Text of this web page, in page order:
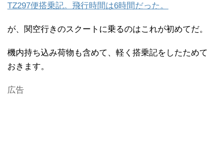
TZ297便搭乗記。飛行時間は6時間だった。
が、関空行きのスクートに乗るのはこれが初めてだ。
機内持ち込み荷物も含めて、軽く搭乗記をしたためて
おきます。
広告